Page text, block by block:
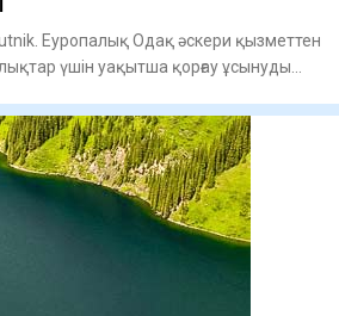
Еуропалық Одақ әскери қызметтен
үшін уақытша қорғау ұсынуды